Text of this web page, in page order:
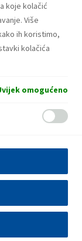
koje kolačić
Više
ih koristimo,
kolačića
omogućeno